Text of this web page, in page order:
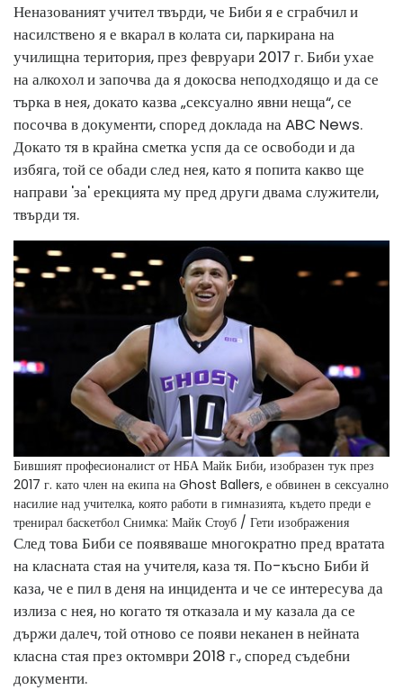
Неназованият учител твърди, че Биби я е сграбчил и
насилствено я е вкарал в колата си, паркирана на
училищна територия, през февруари 2017 г. Биби ухае
на алкохол и започва да я докосва неподходящо и да се
търка в нея, докато казва „сексуално явни неща“, се
посочва в документи, според доклада на ABC News.
Докато тя в крайна сметка успя да се освободи и да
избяга, той се обади след нея, като я попита какво ще
направи 'за' ерекцията му пред други двама служители,
твърди тя.
Бившият професионалист от НБА Майк Биби, изобразен тук през
2017 г. като член на екипа на Ghost Ballers, е обвинен в сексуално
насилие над учителка, която работи в гимназията, където преди е
тренирал баскетбол Снимка: Майк Стоуб / Гети изображения
След това Биби се появяваше многократно пред вратата
на класната стая на учителя, каза тя. По-късно Биби й
каза, че е пил в деня на инцидента и че се интересува да
излиза с нея, но когато тя отказала и му казала да се
държи далеч, той отново се появи неканен в нейната
класна стая през октомври 2018 г., според съдебни
документи.